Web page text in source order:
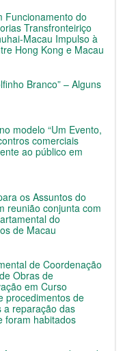
Funcionamento do
Transfronteiriço
Macau Impulso à
Hong Kong e Macau
Branco” – Alguns
modelo “Um Evento,
comerciais
ao público em
os Assuntos do
reunião conjunta com
do
de Macau
de Coordenação
Obras de
em Curso
procedimentos de
a reparação das
foram habitados